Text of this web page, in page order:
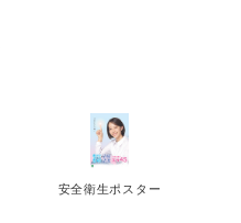
安全衛生ポスター